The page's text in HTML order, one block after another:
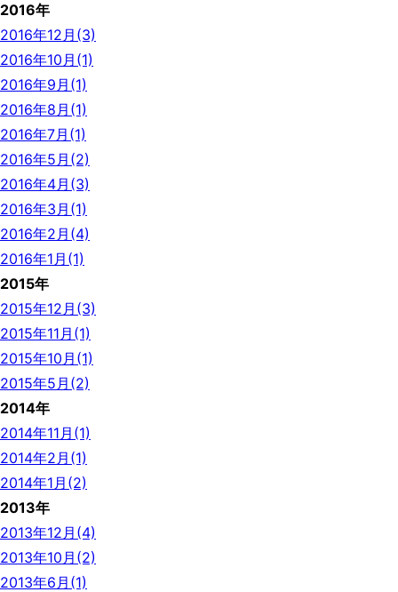
2016年
2016年12月(3)
2016年10月(1)
2016年9月(1)
2016年8月(1)
2016年7月(1)
2016年5月(2)
2016年4月(3)
2016年3月(1)
2016年2月(4)
2016年1月(1)
2015年
2015年12月(3)
2015年11月(1)
2015年10月(1)
2015年5月(2)
2014年
2014年11月(1)
2014年2月(1)
2014年1月(2)
2013年
2013年12月(4)
2013年10月(2)
2013年6月(1)